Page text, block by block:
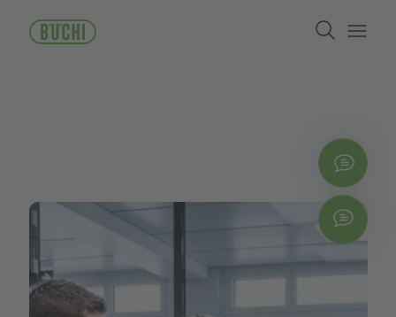
Search